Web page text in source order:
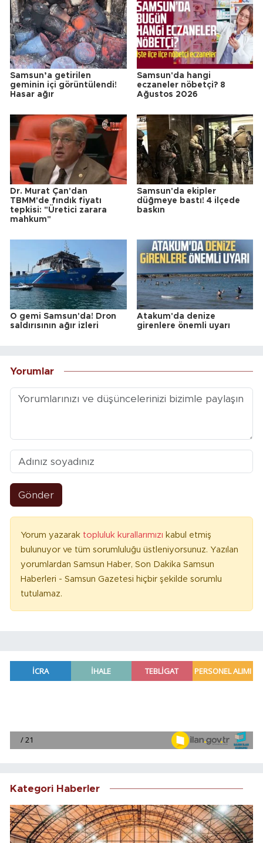
Samsun’a getirilen
geminin içi görüntülendi!
Hasar ağır
Samsun'da hangi
eczaneler nöbetçi? 8
Ağustos 2026
Dr. Murat Çan'dan
TBMM'de fındık fiyatı
tepkisi: "Üretici zarara
mahkum"
Samsun'da ekipler
düğmeye bastı! 4 ilçede
baskın
O gemi Samsun'da! Dron
saldırısının ağır izleri
Atakum'da denize
girenlere önemli uyarı
Yorumlar
Gönder
Yorum yazarak topluluk kurallarımızı kabul etmiş
bulunuyor ve tüm sorumluluğu üstleniyorsunuz. Yazılan
yorumlardan Samsun Haber, Son Dakika Samsun
Haberleri - Samsun Gazetesi hiçbir şekilde sorumlu
tutulamaz.
Kategori Haberler